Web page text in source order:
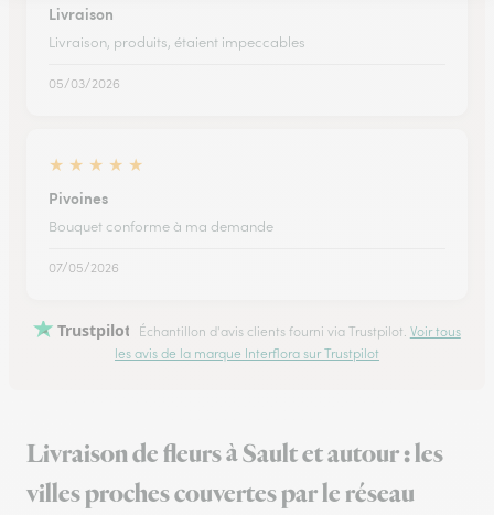
Livraison
Livraison, produits, étaient impeccables
05/03/2026
★ ★ ★ ★ ★
Pivoines
Bouquet conforme à ma demande
07/05/2026
Trustpilot Échantillon d'avis clients fourni via Trustpilot. Voir tous
les avis de la marque Interflora sur Trustpilot
Livraison de fleurs à Sault et autour : les
villes proches couvertes par le réseau